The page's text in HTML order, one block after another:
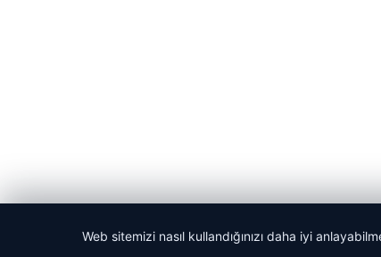
© 2026 Habercin – Güncel Haberler
Web sitemizi nasıl kullandığınızı daha iyi